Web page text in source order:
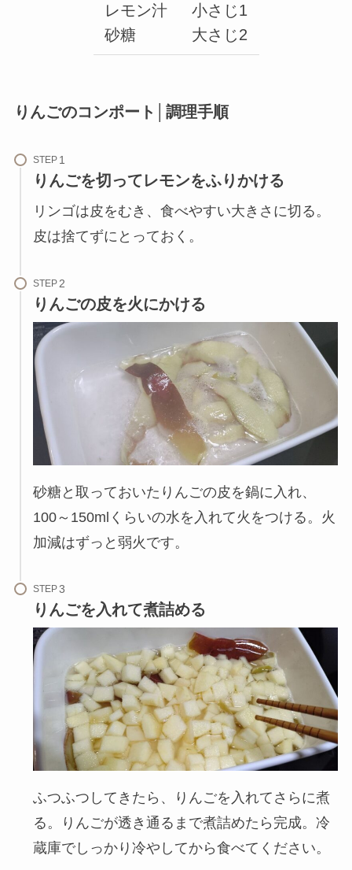
レモン汁
砂糖
小さじ1
大さじ2
りんごのコンポート│調理手順
STEP
りんごを切ってレモンをふりかける
リンゴは皮をむき、食べやすい大きさに切る。
皮は捨てずにとっておく。
STEP
りんごの皮を火にかける
砂糖と取っておいたりんごの皮を鍋に入れ、
100～150mlくらいの水を入れて火をつける。火
加減はずっと弱火です。
STEP
りんごを入れて煮詰める
ふつふつしてきたら、りんごを入れてさらに煮
る。りんごが透き通るまで煮詰めたら完成。冷
蔵庫でしっかり冷やしてから食べてください。